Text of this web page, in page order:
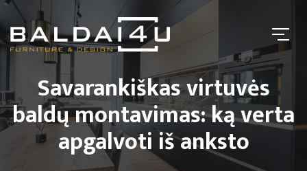
Savarankiškas virtuvės
baldų montavimas: ką verta
apgalvoti iš anksto